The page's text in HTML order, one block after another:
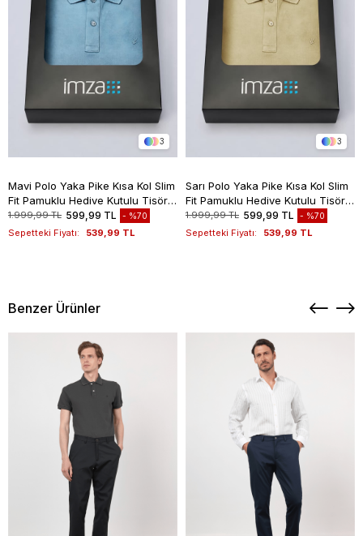
3
Mavi Polo Yaka Pike Kısa Kol Slim
Fit Pamuklu Hediye Kutulu Tişört
1011260169
1.999,99 TL 599,99 TL %70
Sepetteki Fiyatı: 539,99 TL
3
Sarı Polo Yaka Pike Kısa Kol Slim
Fit Pamuklu Hediye Kutulu Tişört
1011260169
1.999,99 TL 599,99 TL %70
Sepetteki Fiyatı: 539,99 TL
Benzer Ürünler